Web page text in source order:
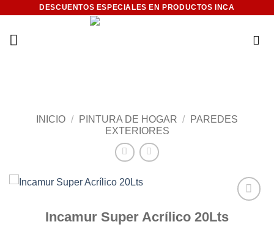
contenido
DESCUENTOS ESPECIALES EN PRODUCTOS INCA
INICIO / PINTURA DE HOGAR /
PAREDES
EXTERIORES
Incamur Super Acrílico 20Lts